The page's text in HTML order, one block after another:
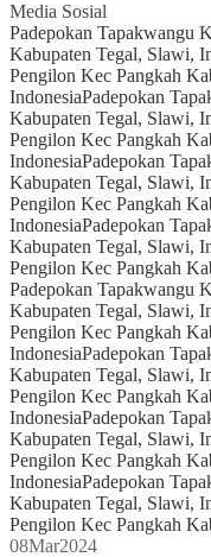
Media Sosial
Padepokan Tapakwangu
Kabupaten Tegal, Slawi,
Pengilon Kec Pangkah
IndonesiaPadepokan
Kabupaten Tegal, Slawi,
Pengilon Kec Pangkah
IndonesiaPadepokan
Kabupaten Tegal, Slawi,
Pengilon Kec Pangkah
IndonesiaPadepokan
Kabupaten Tegal, Slawi,
Pengilon Kec Pangkah
Padepokan Tapakwangu
Kabupaten Tegal, Slawi,
Pengilon Kec Pangkah
IndonesiaPadepokan
Kabupaten Tegal, Slawi,
Pengilon Kec Pangkah
IndonesiaPadepokan
Kabupaten Tegal, Slawi,
Pengilon Kec Pangkah
IndonesiaPadepokan
Kabupaten Tegal, Slawi,
Pengilon Kec Pangkah
08Mar2024